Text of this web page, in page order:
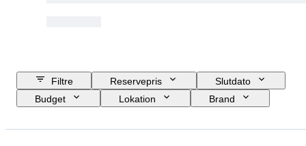
Filtre Reservepris
Slutdato
Budget
Lokation
Brand